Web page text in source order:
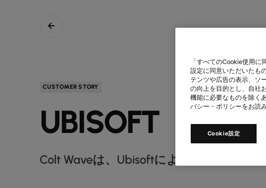
CUSTOMER STORY
UBISOFT
Colt Waveは、Ubisoftによる新しいビデ
「すべてのCookie使用
設定に同意いただいたも
テンツや広告の表示、ソ
の向上を目的とし、自社
機能に必要なものを除く
バシー・ポリシーをお読
Cookie設定